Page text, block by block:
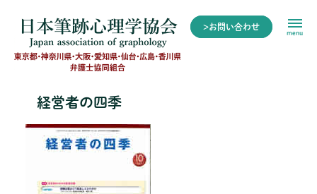
>お問い合わせ
menu
経営者の四季